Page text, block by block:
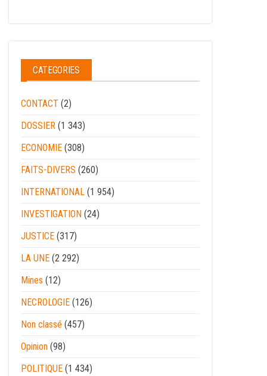
CATEGORIES
CONTACT (2)
DOSSIER (1 343)
ECONOMIE (308)
FAITS-DIVERS (260)
INTERNATIONAL (1 954)
INVESTIGATION (24)
JUSTICE (317)
LA UNE (2 292)
Mines (12)
NECROLOGIE (126)
Non classé (457)
Opinion (98)
POLITIQUE (1 434)